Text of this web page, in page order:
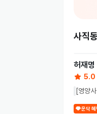
사직
허재명
5.0
[영양
운닥 혜